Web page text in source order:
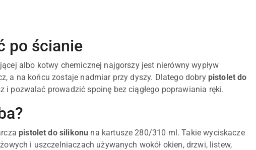
po ścianie
albo kotwy chemicznej najgorszy jest nierówny wypływ
a na końcu zostaje nadmiar przy dyszy. Dlatego dobry pistolet do
pozwalać prowadzić spoinę bez ciągłego poprawiania ręki.
pistolet do silikonu na kartusze 280/310 ml. Takie wyciskacze
i uszczelniaczach używanych wokół okien, drzwi, listew,